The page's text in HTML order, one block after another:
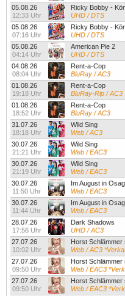
05.08.26
12:33 Uhr
Ricky Bobby -
UHD / DTS
05.08.26
07:16 Uhr
Ricky Bobby -
UHD / DTS
05.08.26
04:14 Uhr
American Pie 2
UHD / DTS
04.08.26
08:04 Uhr
Rent-a-Cop
BluRay / AC3
01.08.26
19:18 Uhr
Rent-a-Cop
BluRay-Rip / AC3
01.08.26
18:52 Uhr
Rent-a-Cop
BluRay / AC3
31.07.26
18:18 Uhr
Wild Sing
Web / AC3
30.07.26
21:21 Uhr
Wild Sing
Web / EAC3
30.07.26
21:19 Uhr
Wild Sing
Web / EAC3
30.07.26
11:50 Uhr
Im August in
Web / EAC3
30.07.26
11:44 Uhr
Im August in
Web / EAC3
28.07.26
17:56 Uhr
Dark Shadows
UHD / AC3
27.07.26
10:02 Uhr
Horst
Web / AC3
27.07.26
09:50 Uhr
Horst Schlämmer
Web / EAC3
27.07.26
09:50 Uhr
Horst
Web / EAC3